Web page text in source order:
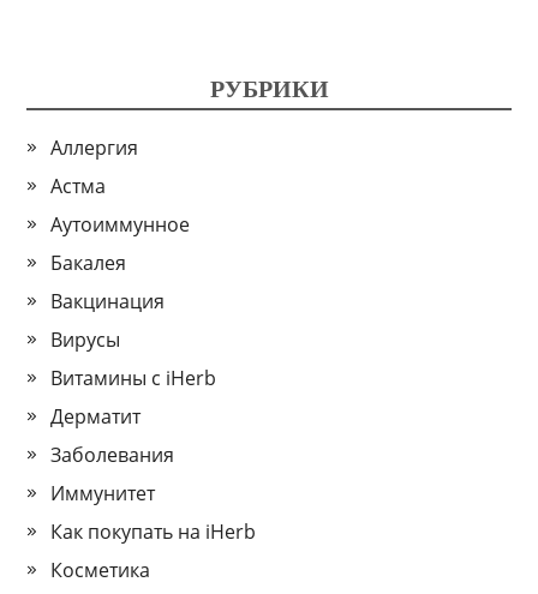
РУБРИКИ
Аллергия
Астма
Аутоиммунное
Бакалея
Вакцинация
Вирусы
Витамины с iHerb
Дерматит
Заболевания
Иммунитет
Как покупать на iHerb
Косметика